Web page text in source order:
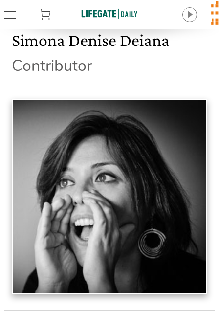
Simona Denise Deiana
Contributor